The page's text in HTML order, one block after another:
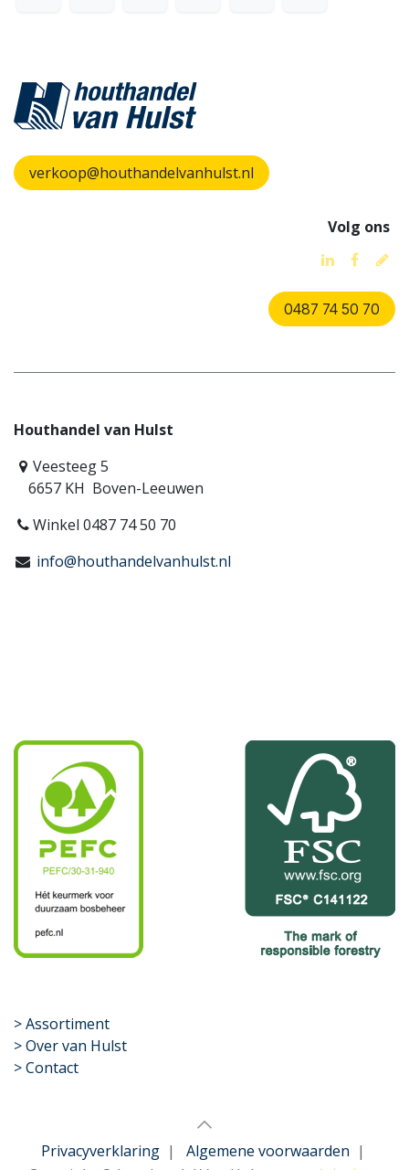
verkoop@houthandelvanhulst.nl
Volg ons
0487 74 50 70
Houthandel van Hulst
Veesteeg 5
6657 KH Boven-Leeuwen
Winkel 0487 74 50 70
info@houthandelvanhulst.nl
​>Assortiment
> Over van Hulst
> Contact
Privacyverklaring| Algemene voorwaarden |